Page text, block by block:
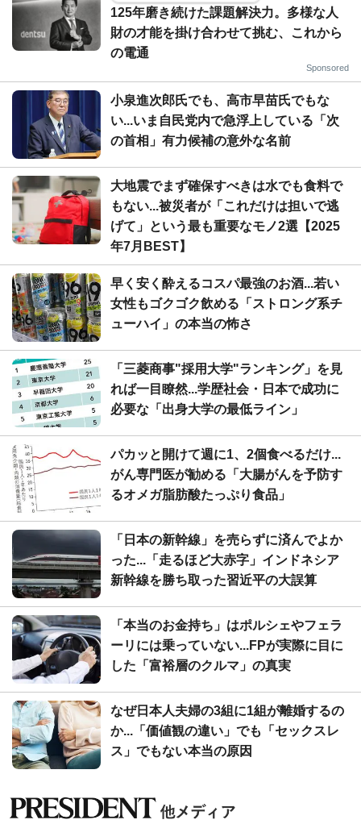
125年磨き続けた課題解決力。多様な人
財の才能を掛け合わせて挑む、これから
の電通
Sponsored
小泉進次郎氏でも、高市早苗氏でもな
い...いま自民党内で急浮上している「次
の首相」有力候補の意外な名前
大地震でまず確保すべきは水でも食料で
もない...被災者が「これだけは担いで逃
げて」という最も重要なモノ2選【2025
年7月BEST】
早く安く酔えるコスパ最強のお酒...若い
女性もゴクゴク飲める「ストロング系チ
ューハイ」の本当の怖さ
「三菱商事"採用大学"ランキング」を見
れば一目瞭然...学歴社会・日本で成功に
必要な「出身大学の最低ライン」
パカッと開けて週に1、2個食べるだけ...
がん専門医が勧める「大腸がんを予防す
るオメガ脂肪酸たっぷり食品」
「日本の新幹線」を売らずに済んでよか
った...「走るほど大赤字」インドネシア
新幹線を勝ち取った習近平の大誤算
「本当のお金持ち」はポルシェやフェラ
ーリには乗っていない...FPが実際に目に
した「富裕層のクルマ」の真実
なぜ日本人夫婦の3組に1組が離婚するの
か...「価値観の違い」でも「セックスレ
ス」でもない本当の原因